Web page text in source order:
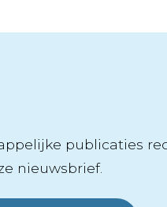
publicaties
nieuwsbrief.